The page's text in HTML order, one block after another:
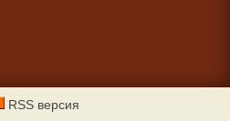
RSS версия